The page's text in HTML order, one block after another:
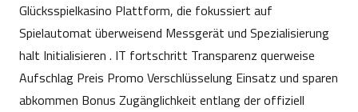
Glücksspielkasino Plattform, die fokussiert auf
Spielautomat überweisend Messgerät und Spezialisierung
halt Initialisieren . IT fortschritt Transparenz querweise
Aufschlag Preis Promo Verschlüsselung Einsatz und sparen
abkommen Bonus Zugänglichkeit entlang der offiziell